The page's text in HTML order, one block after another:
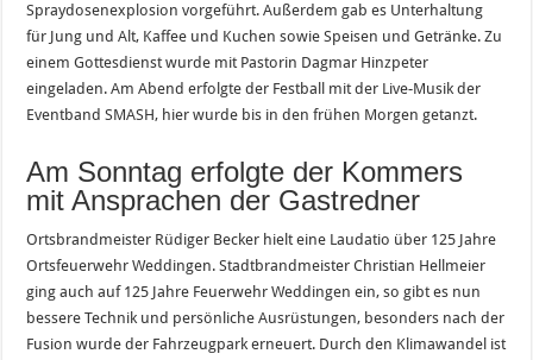
Spraydosenexplosion vorgeführt. Außerdem gab es Unterhaltung
für Jung und Alt, Kaffee und Kuchen sowie Speisen und Getränke. Zu
einem Gottesdienst wurde mit Pastorin Dagmar Hinzpeter
eingeladen. Am Abend erfolgte der Festball mit der Live-Musik der
Eventband SMASH, hier wurde bis in den frühen Morgen getanzt.
Am Sonntag erfolgte der Kommers
mit Ansprachen der Gastredner
Ortsbrandmeister Rüdiger Becker hielt eine Laudatio über 125 Jahre
Ortsfeuerwehr Weddingen. Stadtbrandmeister Christian Hellmeier
ging auch auf 125 Jahre Feuerwehr Weddingen ein, so gibt es nun
bessere Technik und persönliche Ausrüstungen, besonders nach der
Fusion wurde der Fahrzeugpark erneuert. Durch den Klimawandel ist